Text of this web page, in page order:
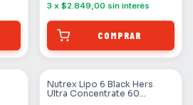
3 x $2.849,00 sin interés
Nutrex Lipo 6 Black Hers
Ultra Concentrate 60